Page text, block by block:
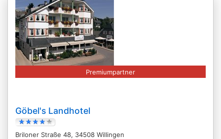
Premiumpartner
Göbel's Landhotel
Briloner Straße 48, 34508 Willingen